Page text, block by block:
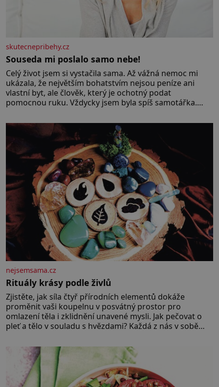
skutecnepribehy.cz
Souseda mi poslalo samo nebe!
Celý život jsem si vystačila sama. Až vážná nemoc mi
ukázala, že největším bohatstvím nejsou peníze ani
vlastní byt, ale člověk, který je ochotný podat
pomocnou ruku. Vždycky jsem byla spíš samotářka.
partnera. Stačily mi knihy, práce a hlavně klid. Hned po
studiích jsem odešla z rodného města,
nejsemsama.cz
Rituály krásy podle živlů
Zjistěte, jak síla čtyř přírodních elementů dokáže
proměnit vaši koupelnu v posvátný prostor pro
omlazení těla i zklidnění unavené mysli. Jak pečovat o
pleť a tělo v souladu s hvězdami? Každá z nás v sobě
povaze, ale i v potřebách naší pokožky. Ohnivá znamení
Ženy narozené ve znamení Berana, Lva a Střelce v sobě
nesou žár, odvahu a neutuchající elán. Vaše